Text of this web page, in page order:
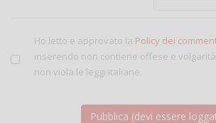
Ho letto e approvato la Policy dei
inserendo non contiene offese e
non viola le leggi italiane.